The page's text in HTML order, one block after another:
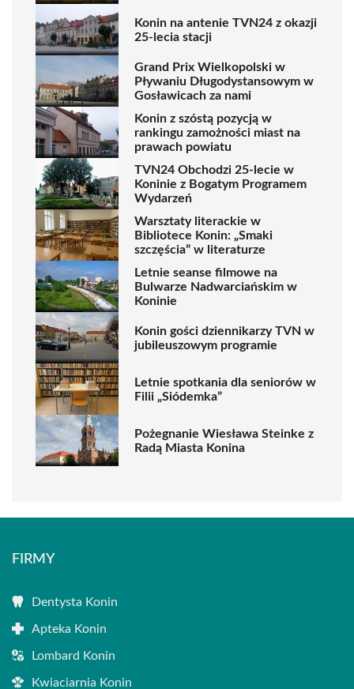
Konin na antenie TVN24 z okazji
25-lecia stacji
Grand Prix Wielkopolski w
Pływaniu Długodystansowym w
Gosławicach za nami
Konin z szóstą pozycją w
rankingu zamożności miast na
prawach powiatu
TVN24 Obchodzi 25-lecie w
Koninie z Bogatym Programem
Wydarzeń
Warsztaty literackie w
Bibliotece Konin: „Smaki
szczęścia” w literaturze
Letnie seanse filmowe na
Bulwarze Nadwarciańskim w
Koninie
Konin gości dziennikarzy TVN w
jubileuszowym programie
Letnie spotkania dla seniorów w
Filii „Siódemka”
Pożegnanie Wiesława Steinke z
Radą Miasta Konina
FIRMY
Dentysta Konin
Apteka Konin
Lombard Konin
Kwiaciarnia Konin